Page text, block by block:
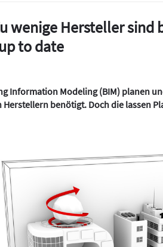
wenige Hersteller sind
to date
Information Modeling (BIM) planen
Herstellern benötigt. Doch die lassen